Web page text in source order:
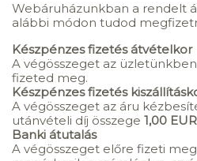
Webáruházunkban a rendelt
alábbi módon tudod
Készpénzes fizetés átvételkor
A végösszeget az
fizeted meg.
Készpénzes fizetés
A végösszeget az áru
utánvételi díj összege 1,00 EUR
Banki átutalás
A végösszeget előre fizeti